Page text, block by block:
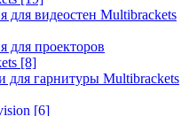
для видеостен Multibrackets
для проекторов
[8]
для гарнитуры Multibrackets
[6]